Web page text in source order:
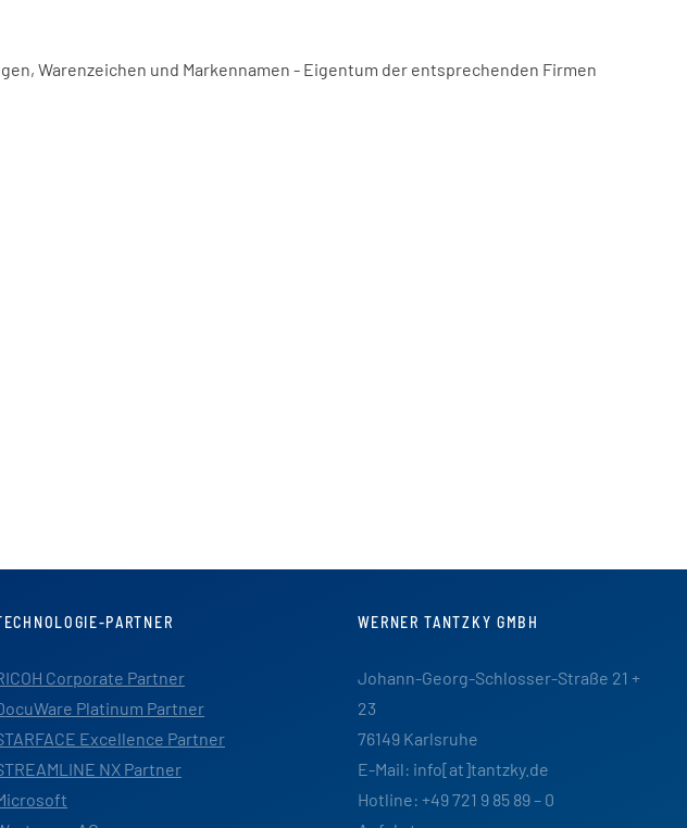
Warenzeichen und Markennamen - Eigentum der entsprechenden Firmen
PARTNER
Corporate Partner
Platinum Partner
Excellence Partner
NX Partner
WERNER TANTZKY GMBH
Johann-Georg-Schlosser-Straße 21 +
23
76149 Karlsruhe
E-Mail: info[at]tantzky.de
Hotline: +49 721 9 85 89 – 0